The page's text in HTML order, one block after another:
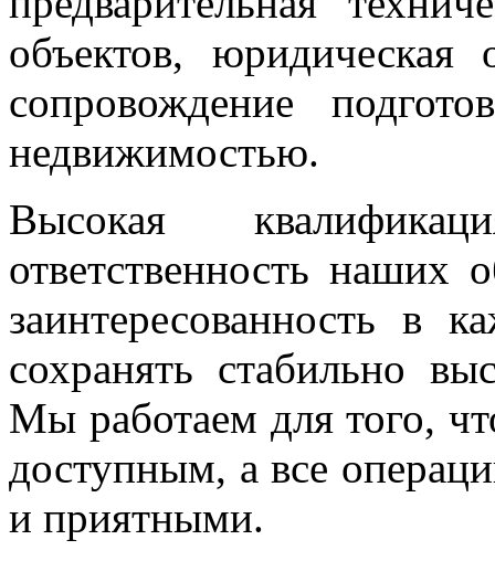
объектов, юридическая
сопровождение
недвижимостью.
Высокая
ответственность наших
заинтересованность в
сохранять стабильно
Мы работаем для того,
доступным, а все
и приятными.